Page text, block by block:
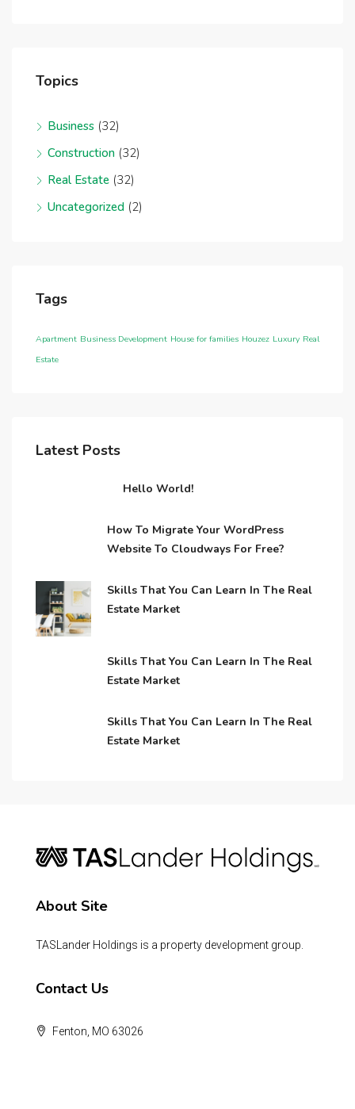
Topics
Business (32)
Construction (32)
Real Estate (32)
Uncategorized (2)
Tags
Apartment Business Development House for families Houzez Luxury Real
Estate
Latest Posts
Hello World!
How To Migrate Your WordPress
Website To Cloudways For Free?
Skills That You Can Learn In The Real
Estate Market
Skills That You Can Learn In The Real
Estate Market
Skills That You Can Learn In The Real
Estate Market
About Site
TASLander Holdings is a property development group.
Contact Us
Fenton, MO 63026